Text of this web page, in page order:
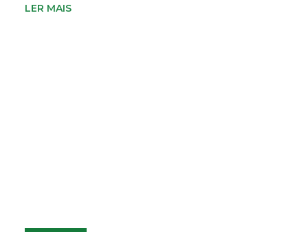
LER MAIS